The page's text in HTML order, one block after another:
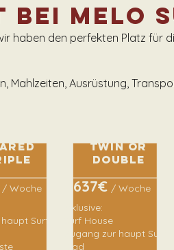
Melo
haben den perfekten Platz für
Mahlzeiten, Ausrüstung,
Twin or
Double
637€ / Woche
Inklusive:
Surf House
Zugang zur haupt Surf
Riad
/ Woche
haupt Surf